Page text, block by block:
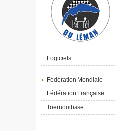
Logiciels
Fédération Mondiale
Fédération Française
Toernooibase